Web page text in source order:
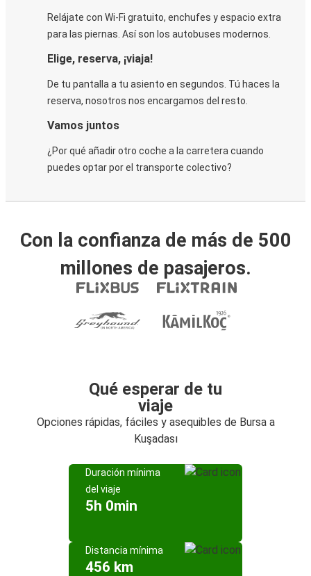
Relájate con Wi-Fi gratuito, enchufes y espacio extra
para las piernas. Así son los autobuses modernos.
Elige, reserva, ¡viaja!
De tu pantalla a tu asiento en segundos. Tú haces la
reserva, nosotros nos encargamos del resto.
Vamos juntos
¿Por qué añadir otro coche a la carretera cuando
puedes optar por el transporte colectivo?
Con la confianza de más de 500
millones de pasajeros.
Qué esperar de tu
viaje
Opciones rápidas, fáciles y asequibles de Bursa a
Kuşadası
Duración mínima
del viaje
5h 0min
Distancia mínima
456 km